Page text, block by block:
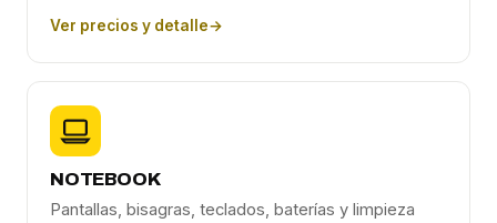
Ver precios y detalle→
NOTEBOOK
Pantallas, bisagras, teclados, baterías y limpieza